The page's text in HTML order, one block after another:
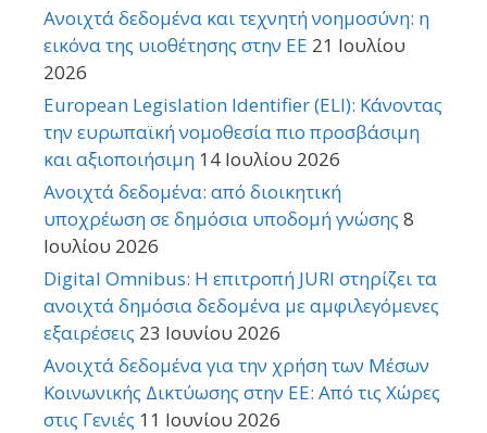
Ανοιχτά δεδομένα και τεχνητή νοημοσύνη: η
εικόνα της υιοθέτησης στην ΕΕ 21 Ιουλίου
2026
European Legislation Identifier (ELI): Κάνοντας
την ευρωπαϊκή νομοθεσία πιο προσβάσιμη
και αξιοποιήσιμη 14 Ιουλίου 2026
Ανοιχτά δεδομένα: από διοικητική
υποχρέωση σε δημόσια υποδομή γνώσης 8
Ιουλίου 2026
Digital Omnibus: Η επιτροπή JURI στηρίζει τα
ανοιχτά δημόσια δεδομένα με αμφιλεγόμενες
εξαιρέσεις 23 Ιουνίου 2026
Ανοιχτά δεδομένα για την χρήση των Μέσων
Κοινωνικής Δικτύωσης στην ΕΕ: Από τις Χώρες
στις Γενιές 11 Ιουνίου 2026